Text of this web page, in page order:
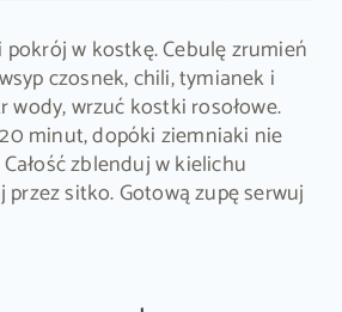
w kostkę. Cebulę zrumień
czosnek, chili, tymianek i
wrzuć kostki rosołowe.
minut, dopóki ziemniaki nie
zblenduj w kielichu
sitko. Gotową zupę serwuj